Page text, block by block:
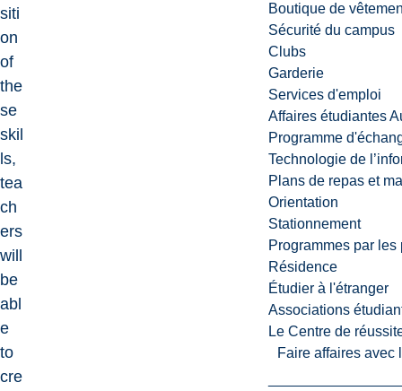
Boutique de
Sécurité du campus
Clubs
Garderie
Services d'emploi
Affaires étudiantes
Programme
Technologie de
Plans de repas et
Orientation
Stationnement
Programmes par les
Résidence
Étudier à l'étranger
Associations
Le Centre de
Faire affaires avec
siti
on
of
the
se
skil
ls,
tea
ch
ers
will
be
abl
e
to
cre